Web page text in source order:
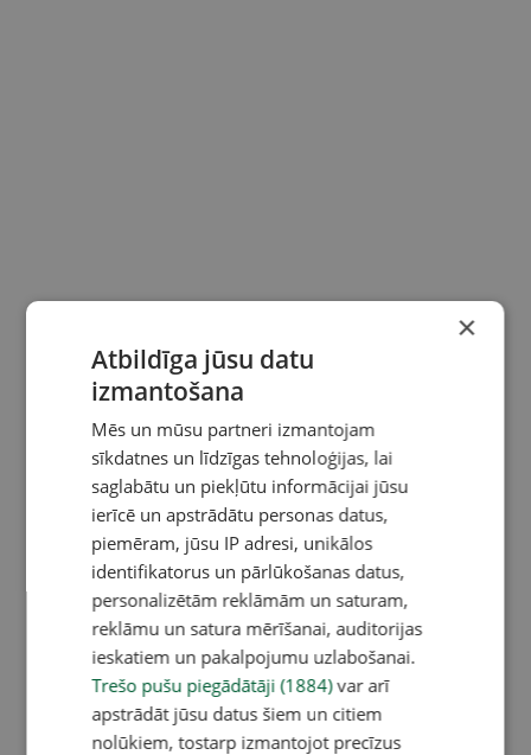
×
Atbildīga jūsu datu
izmantošana
Mēs un mūsu partneri izmantojam
sīkdatnes un līdzīgas tehnoloģijas, lai
saglabātu un piekļūtu informācijai jūsu
ierīcē un apstrādātu personas datus,
piemēram, jūsu IP adresi, unikālos
identifikatorus un pārlūkošanas datus,
personalizētām reklāmām un saturam,
reklāmu un satura mērīšanai, auditorijas
ieskatiem un pakalpojumu uzlabošanai.
Trešo pušu piegādātāji (1884)var arī
apstrādāt jūsu datus šiem un citiem
nolūkiem, tostarp izmantojot precīzus